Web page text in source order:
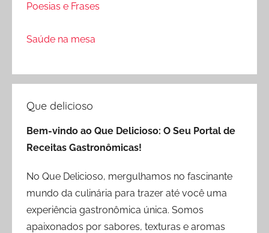
Poesias e Frases
Saúde na mesa
Que delicioso
Bem-vindo ao Que Delicioso: O Seu Portal de
Receitas Gastronômicas!
No Que Delicioso, mergulhamos no fascinante
mundo da culinária para trazer até você uma
experiência gastronômica única. Somos
apaixonados por sabores, texturas e aromas